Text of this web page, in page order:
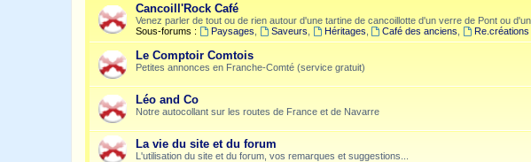
Cancoill'Rock Café
Venez parler de tout ou de rien autour d'une tartine de cancoillotte d'un verre de Pont ou
Sous-forums :
Paysages Saveurs Héritages Café des anciens Re.créations
Le Comptoir Comtois
Petites annonces en Franche-Comté (service gratuit)
Léo and Co
Notre autocollant sur les routes de France et de Navarre
La vie du site et du forum
L'utilisation du site et du forum, vos remarques et suggestions...